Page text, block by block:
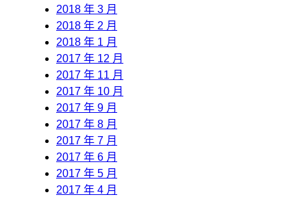
2018 年 3 月
2018 年 2 月
2018 年 1 月
2017 年 12 月
2017 年 11 月
2017 年 10 月
2017 年 9 月
2017 年 8 月
2017 年 7 月
2017 年 6 月
2017 年 5 月
2017 年 4 月